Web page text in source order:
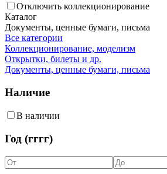
Отключить коллекционирование
Каталог
Документы, ценные бумаги, письма
Все категории
Коллекционирование, моделизм
Открытки, билеты и др.
Документы, ценные бумаги, письма
Наличие
В наличии
Год (гггг)